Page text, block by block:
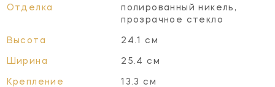
Отделка
полированный никель,
прозрачное стекло
Высота 24.1 см
Ширина 25.4 см
Крепление 13.3 см